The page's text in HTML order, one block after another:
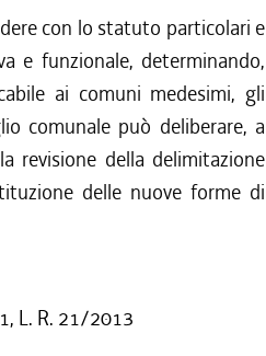
con lo statuto particolari e
e funzionale, determinando,
ai comuni medesimi, gli
comunale può deliberare, a
revisione della delimitazione
delle nuove forme di
L. R. 21/2013